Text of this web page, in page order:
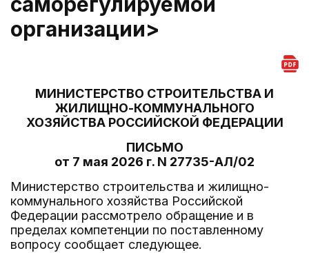
организации>
МИНИСТЕРСТВО СТРОИТЕЛЬСТВА И
ЖИЛИЩНО-КОММУНАЛЬНОГО
ХОЗЯЙСТВА РОССИЙСКОЙ ФЕДЕРАЦИИ
ПИСЬМО
от 7 мая 2026 г. N 27735-АЛ/02
Министерство строительства и жилищно-
коммунального хозяйства Российской
Федерации рассмотрело обращение и в
пределах компетенции по поставленному
вопросу сообщает следующее.